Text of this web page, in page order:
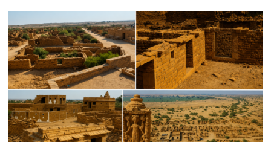
ऐतिहासिक
स्पेसवॉक:
6.5
घंटे
अंतरिक्ष
में
किया
बड़ा
मिशन,
स्पेस